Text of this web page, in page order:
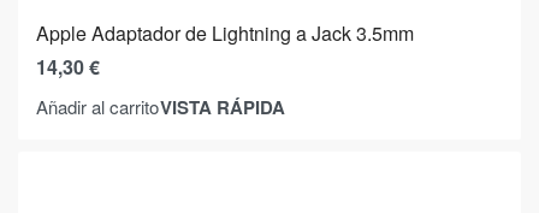
Apple Adaptador de Lightning a Jack 3.5mm
14,30€
Añadir al carritoVISTA RÁPIDA